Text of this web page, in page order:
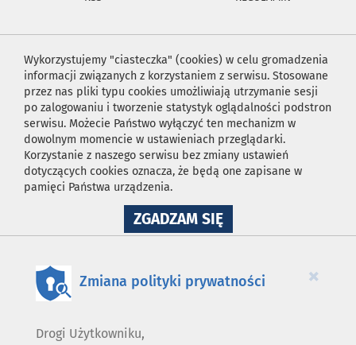
Wykorzystujemy "ciasteczka" (cookies) w celu gromadzenia
informacji związanych z korzystaniem z serwisu. Stosowane
przez nas pliki typu cookies umożliwiają utrzymanie sesji
po zalogowaniu i tworzenie statystyk oglądalności podstron
serwisu. Możecie Państwo wyłączyć ten mechanizm w
dowolnym momencie w ustawieniach przeglądarki.
Korzystanie z naszego serwisu bez zmiany ustawień
dotyczących cookies oznacza, że będą one zapisane w
pamięci Państwa urządzenia.
ZGADZAM SIĘNA
WYKORZYSTANIE
×
Zmiana polityki prywatności
Drogi Użytkowniku,